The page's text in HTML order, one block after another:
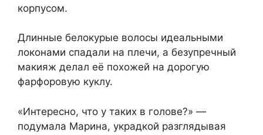
корпусом.
Длинные белокурые волосы идеальными
локонами спадали на плечи, а безупречный
макияж делал её похожей на дорогую
фарфоровую куклу.
«Интересно, что у таких в голове?» —
подумала Марина, украдкой разглядывая